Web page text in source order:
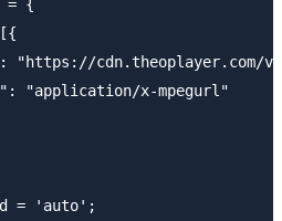
= {
"https://cdn.theoplayer.com/
"application/x-mpegurl"
= 'auto';